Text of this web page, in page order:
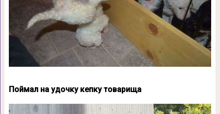
Поймал на удочку кепку товарища